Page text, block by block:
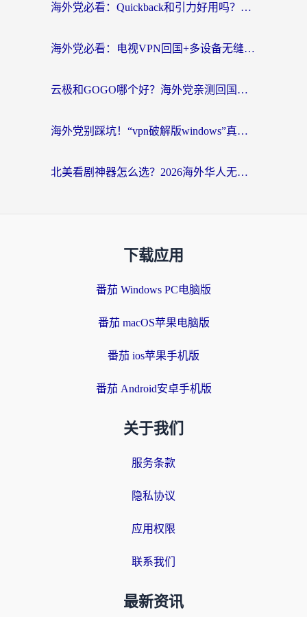
海外党必看：Quickback和引力好用吗？3分钟搞懂回国加速器怎么选
海外党必看：电视VPN回国+多设备无缝访问国内资源的实用指南
云极和GOGO哪个好？海外党亲测回国加速器选择指南（附iOS免费&Windows VPN实用技巧）
海外党别踩坑！“vpn破解版windows”真的能用？教你选对回国加速器无缝刷国内资源
北美看剧神器怎么选？2026海外华人无缝访问国内资源全攻略
下载应用
番茄 Windows PC电脑版
番茄 macOS苹果电脑版
番茄 ios苹果手机版
番茄 Android安卓手机版
关于我们
服务条款
隐私协议
应用权限
联系我们
最新资讯